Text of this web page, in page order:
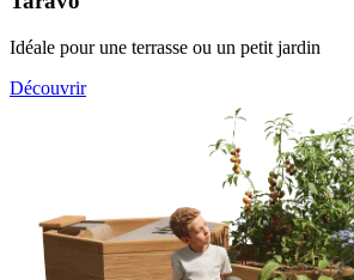
Idéale pour une terrasse ou un petit jardin
Découvrir